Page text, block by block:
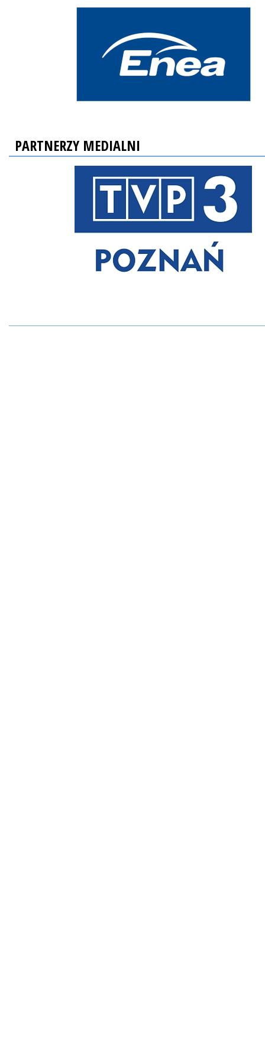
PARTNERZY MEDIALNI